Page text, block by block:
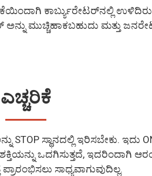
ಕಾರ್ಬ್ಯುರೇಟರ್‌ನಲ್ಲಿ
ಮುಚ್ಚಿಹಾಕಬಹುದು ಮತ್ತು
ಎಚ್ಚರಿಕೆ
ಸ್ಥಾನದಲ್ಲಿ ಇರಿಸಬೇಕು. ಇದು ON
ಒದಗಿಸುತ್ತದೆ, ಇದರಿಂದಾಗಿ
ಸಾಧ್ಯವಾಗುವುದಿಲ್ಲ.